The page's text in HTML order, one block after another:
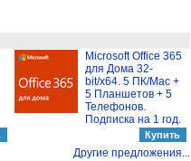
Microsoft Office 365
для Дома 32-
bit/x64. 5 ПК/Mac +
5 Планшетов + 5
Телефонов.
Подписка на 1 год.
Другие предложения...